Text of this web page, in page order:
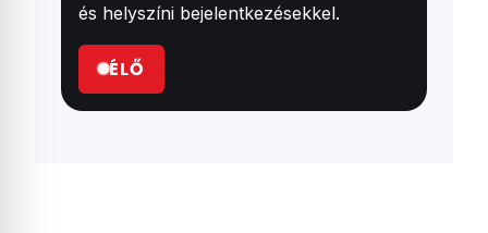
és helyszíni bejelentkezésekkel.
ÉLŐ